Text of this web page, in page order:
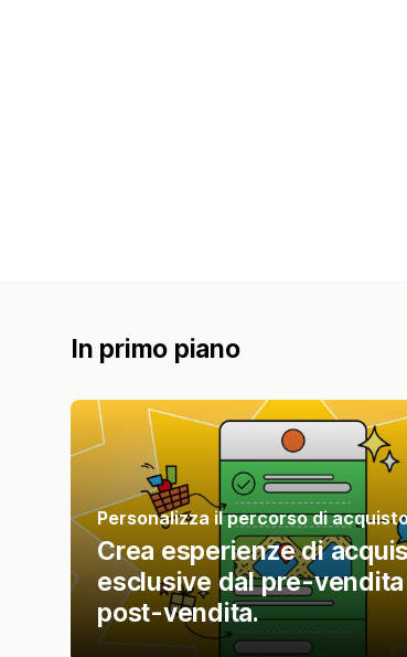
In primo piano
Personalizza il percorso di
Crea esperienze di
esclusive dal pre-vendita
post-vendita.